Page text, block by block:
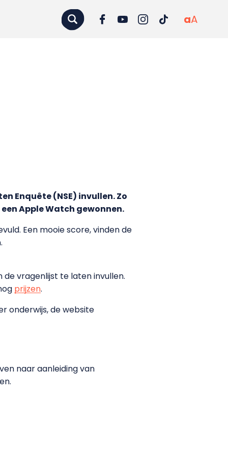
aA
Enquête (NSE) invullen. Zo
Apple Watch gewonnen.
Een mooie score, vinden de
vragenlijst te laten invullen.
prijzen.
onderwijs, de website
naar aanleiding van